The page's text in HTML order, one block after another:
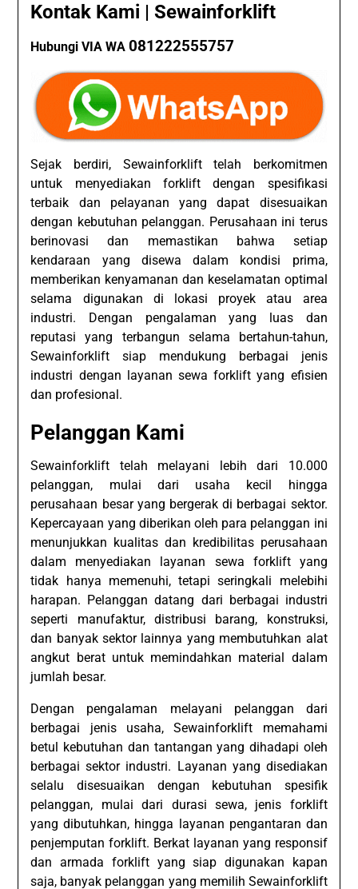
Kontak Kami | Sewainforklift
Hubungi VIA WA081222555757
Sejak berdiri, Sewainforklift telah berkomitmen
untuk menyediakan forklift dengan spesifikasi
terbaik dan pelayanan yang dapat disesuaikan
dengan kebutuhan pelanggan. Perusahaan ini terus
berinovasi dan memastikan bahwa setiap
kendaraan yang disewa dalam kondisi prima,
memberikan kenyamanan dan keselamatan optimal
selama digunakan di lokasi proyek atau area
industri. Dengan pengalaman yang luas dan
reputasi yang terbangun selama bertahun-tahun,
Sewainforklift siap mendukung berbagai jenis
industri dengan layanan sewa forklift yang efisien
dan profesional.
Pelanggan Kami
Sewainforklift telah melayani lebih dari 10.000
pelanggan, mulai dari usaha kecil hingga
perusahaan besar yang bergerak di berbagai sektor.
Kepercayaan yang diberikan oleh para pelanggan ini
menunjukkan kualitas dan kredibilitas perusahaan
dalam menyediakan layanan sewa forklift yang
tidak hanya memenuhi, tetapi seringkali melebihi
harapan. Pelanggan datang dari berbagai industri
seperti manufaktur, distribusi barang, konstruksi,
dan banyak sektor lainnya yang membutuhkan alat
angkut berat untuk memindahkan material dalam
jumlah besar.
Dengan pengalaman melayani pelanggan dari
berbagai jenis usaha, Sewainforklift memahami
betul kebutuhan dan tantangan yang dihadapi oleh
berbagai sektor industri. Layanan yang disediakan
selalu disesuaikan dengan kebutuhan spesifik
pelanggan, mulai dari durasi sewa, jenis forklift
yang dibutuhkan, hingga layanan pengantaran dan
penjemputan forklift. Berkat layanan yang responsif
dan armada forklift yang siap digunakan kapan
saja, banyak pelanggan yang memilih Sewainforklift